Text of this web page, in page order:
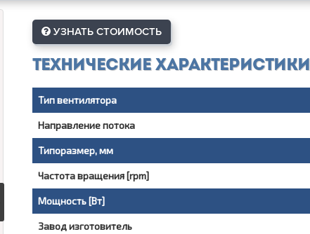
УЗНАТЬ СТОИМОСТЬ
Технические характеристики
Тип вентилятора
Направление потока
Типоразмер, мм
Частота вращения [rpm]
Мощность [Вт]
Завод изготовитель